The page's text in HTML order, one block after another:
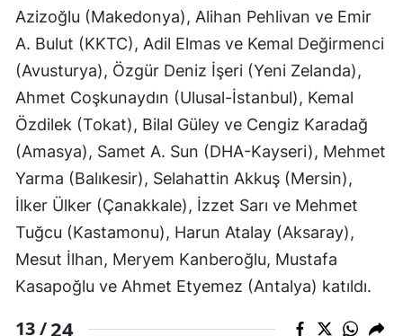
Azizoğlu (Makedonya), Alihan Pehlivan ve Emir
A. Bulut (KKTC), Adil Elmas ve Kemal Değirmenci
(Avusturya), Özgür Deniz İşeri (Yeni Zelanda),
Ahmet Coşkunaydın (Ulusal-İstanbul), Kemal
Özdilek (Tokat), Bilal Güley ve Cengiz Karadağ
(Amasya), Samet A. Sun (DHA-Kayseri), Mehmet
Yarma (Balıkesir), Selahattin Akkuş (Mersin),
İlker Ülker (Çanakkale), İzzet Sarı ve Mehmet
Tuğcu (Kastamonu), Harun Atalay (Aksaray),
Mesut İlhan, Meryem Kanberoğlu, Mustafa
Kasapoğlu ve Ahmet Etyemez (Antalya) katıldı.
13 /24